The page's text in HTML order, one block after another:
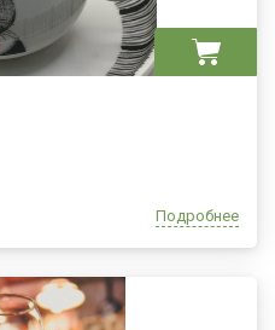
Подробнее